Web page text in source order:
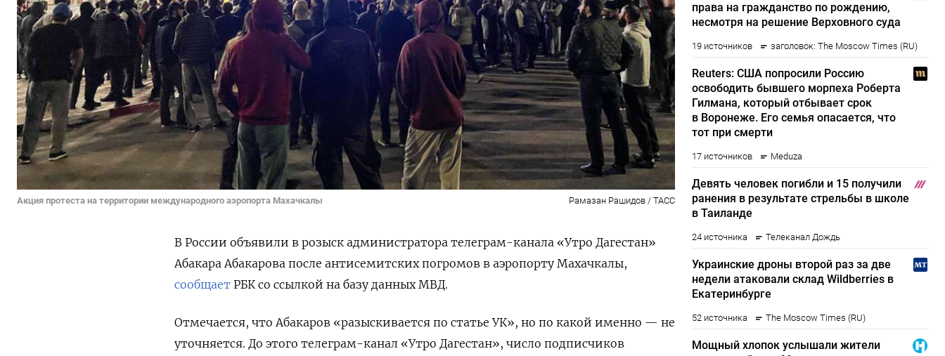
Акция протеста на территории международного аэропорта Махачкалы Рамазан Рашидов / ТАСС
В России объявили в розыск администратора телеграм-канала «Утро Дагестан»
Абакара Абакарова после антисемитских погромов в аэропорту Махачкалы,
сообщает РБК со ссылкой на базу данных МВД.
Отмечается, что Абакаров «разыскивается по статье УК», но по какой именно — не
уточняется. До этого телеграм-канал «Утро Дагестан», число подписчиков